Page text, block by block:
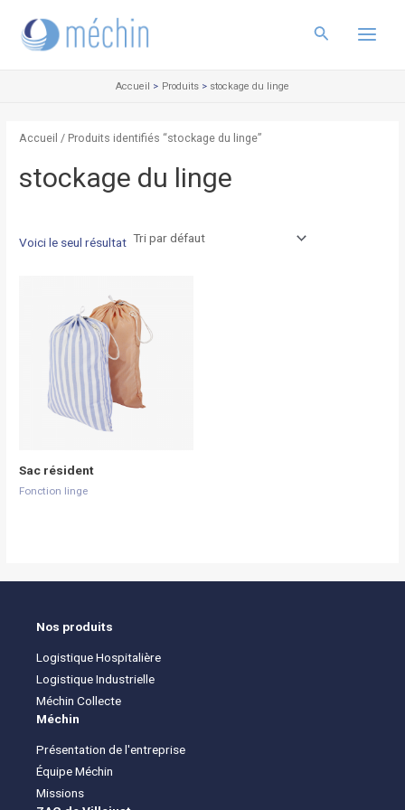
contenu
Rechercher
Menu
Accueil Produits stockage du linge
Accueil / Produits identifiés “stockage du linge”
stockage du linge
Voici le seul résultat
Sac résident
Fonction linge
Nos produits
Logistique Hospitalière
Logistique Industrielle
Méchin Collecte
Méchin
Présentation de l'entreprise
Équipe Méchin
Missions